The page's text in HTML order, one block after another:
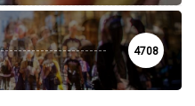
4708